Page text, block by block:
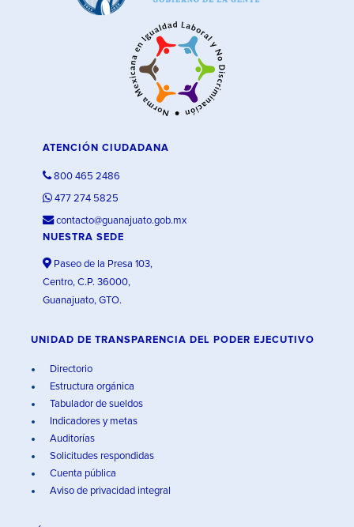
ATENCIÓN CIUDADANA
800 465 2486
477 274 5825
contacto@guanajuato.gob.mx
NUESTRA SEDE
Paseo de la Presa 103,
Centro, C.P. 36000,
Guanajuato, GTO.
UNIDAD DE TRANSPARENCIA DEL PODER EJECUTIVO
Directorio
Estructura orgánica
Tabulador de sueldos
Indicadores y metas
Auditorías
Solicitudes respondidas
Cuenta pública
Aviso de privacidad integral